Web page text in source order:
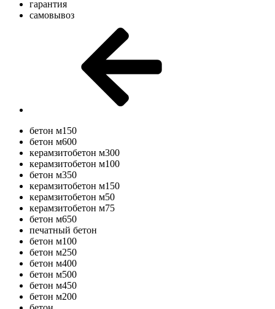
гарантия
самовывоз
бетон м150
бетон м600
керамзитобетон м300
керамзитобетон м100
бетон м350
керамзитобетон м150
керамзитобетон м50
керамзитобетон м75
бетон м650
печатный бетон
бетон м100
бетон м250
бетон м400
бетон м500
бетон м450
бетон м200